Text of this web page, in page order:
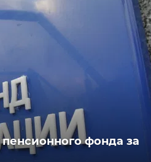
фонда за